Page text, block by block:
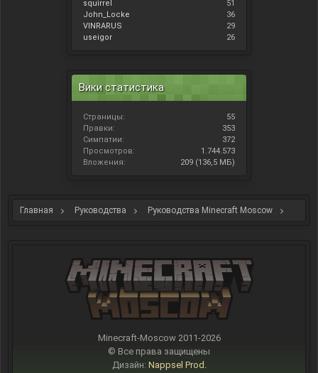
squirrel
51
John_Locke
36
VINRARUS
29
useigor
26
Вики статистика
Страницы:
55
Правки:
353
Симпатии:
372
Просмотров:
1.744.573
Вложения:
209 (136,5 МБ)
Главная Руководства Руководства Minecraft Moscow
Minecraft-Moscow 2011-2026
© Все права защищены
Дизайн: Nappsel Prod.